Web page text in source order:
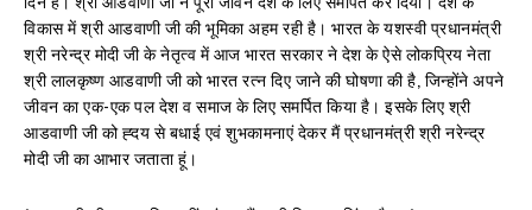
विकास में श्री आडवाणी जी की भूमिका अहम रही है। भारत के यशस्वी प्रधानमंत्री
श्री नरेन्द्र मोदी जी के नेतृत्व में आज भारत सरकार ने देश के ऐसे लोकप्रिय नेता
श्री लालकृष्ण आडवाणी जी को भारत रत्न दिए जाने की घोषणा की है, जिन्होंने अपने
जीवन का एक-एक पल देश व समाज के लिए समर्पित किया है। इसके लिए श्री
आडवाणी जी को ह्दय से बधाई एवं शुभकामनाएं देकर मैं प्रधानमंत्री श्री नरेन्द्र
मोदी जी का आभार जताता हूं।